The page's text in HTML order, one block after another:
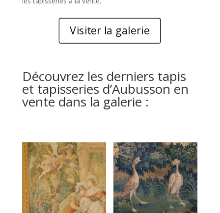
Visiter la galerie
Découvrez les derniers tapis
et tapisseries d’Aubusson en
vente dans la galerie :